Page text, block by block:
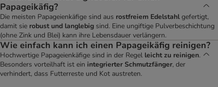
Papageikäfig?
Die meisten Papageienkäfige sind aus rostfreiem Edelstahlgefertigt,
damit sie robust und langlebig sind. Eine ungiftige Pulverbeschichtung
(ohne Zink und Blei) kann ihre Lebensdauer verlängern.
Wie einfach kann ich einen Papageikäfig reinigen?
Hochwertige Papageienkäfige sind in der Regel leicht zu reinigen.
Besonders vorteilhaft ist ein integrierter Schmutzfänger, der
verhindert, dass Futterreste und Kot austreten.